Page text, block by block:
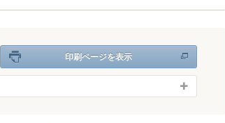
印刷ページを表示